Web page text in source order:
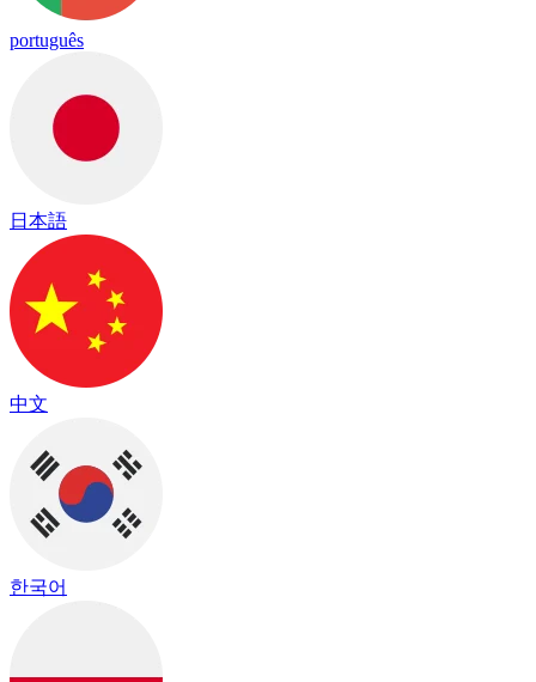
português
日本語
中文
한국어